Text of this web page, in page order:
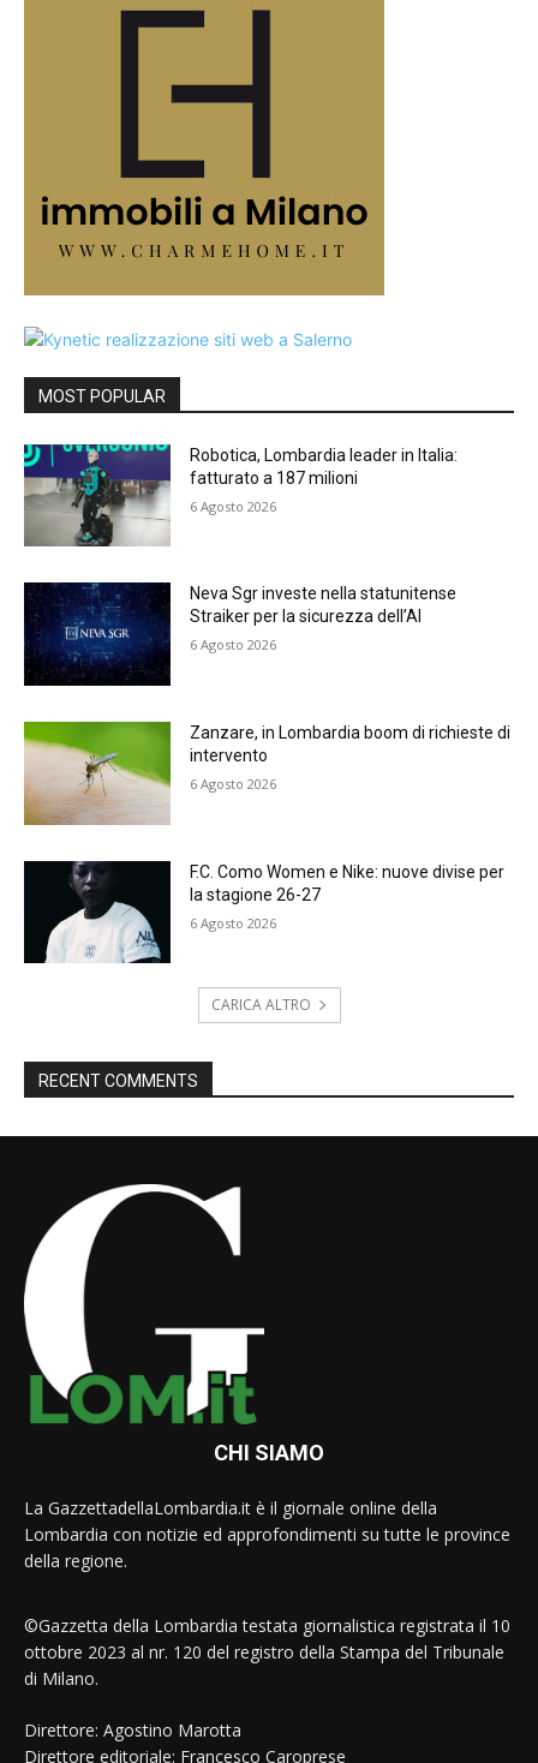
MOST POPULAR
Robotica, Lombardia leader in Italia:
fatturato a 187 milioni
6 Agosto 2026
Neva Sgr investe nella statunitense
Straiker per la sicurezza dell’AI
6 Agosto 2026
Zanzare, in Lombardia boom di richieste di
intervento
6 Agosto 2026
F.C. Como Women e Nike: nuove divise per
la stagione 26-27
6 Agosto 2026
CARICA ALTRO
RECENT COMMENTS
CHI SIAMO
La GazzettadellaLombardia.it è il giornale online della
Lombardia con notizie ed approfondimenti su tutte le province
della regione.
©Gazzetta della Lombardia testata giornalistica registrata il 10
ottobre 2023 al nr. 120 del registro della Stampa del Tribunale
di Milano.
Direttore: Agostino Marotta
Direttore editoriale: Francesco Caroprese